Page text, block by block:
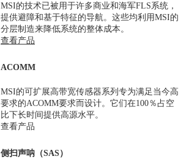
MSI的技术已被用于许多商业和海军FLS系统，
提供避障和基于特征的导航。这些均利用MSI的
分层制造来降低系统的整体成本。
查看产品
ACOMM
MSI的可扩展高带宽传感器系列专为满足当今高
要求的ACOMM要求而设计。它们在100％占空
比下长时间提供高源水平。
查看产品
侧扫声呐（SAS）